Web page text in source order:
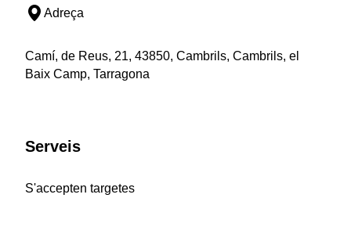
Adreça
Camí, de Reus, 21, 43850, Cambrils, Cambrils, el
Baix Camp, Tarragona
Serveis
S'accepten targetes